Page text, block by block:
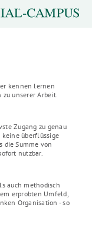
kennen lernen
unserer Arbeit.
Zugang zu genau
keine überflüssige
die Summe von
nutzbar.
auch methodisch
erprobten Umfeld,
Organisation - so